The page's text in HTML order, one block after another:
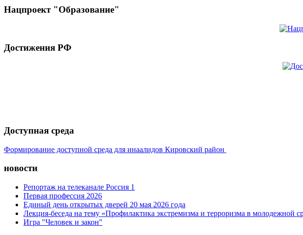
Нацпроект "Образование"
Достижения РФ
Доступная среда
Формирование доступной среда для инаалидов Кировский район
новости
Репортаж на телеканале Россия 1
Первая профессия 2026
Единый день открытых дверей 20 мая 2026 года
Лекция-беседа на тему «Профилактика экстремизма и терроризма в молодежной
Игра "Человек и закон"